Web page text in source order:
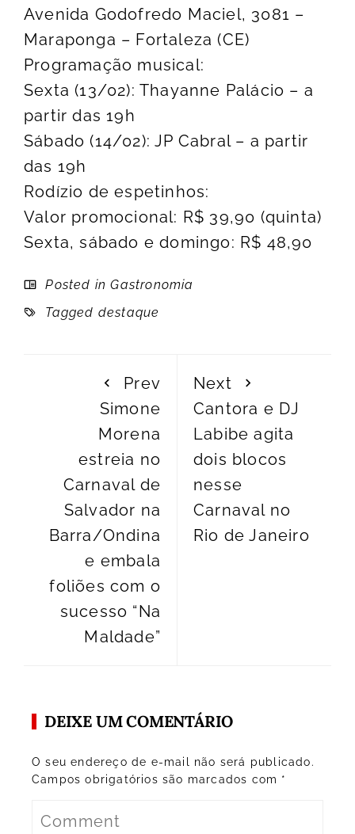
Avenida Godofredo Maciel, 3081 –
Maraponga – Fortaleza (CE)
Programação musical:
Sexta (13/02): Thayanne Palácio – a
partir das 19h
Sábado (14/02): JP Cabral – a partir
das 19h
Rodízio de espetinhos:
Valor promocional: R$ 39,90 (quinta)
Sexta, sábado e domingo: R$ 48,90
Posted inGastronomia
Tagged destaque
Prev
Simone
Morena
estreia no
Carnaval de
Salvador na
Barra/Ondina
e embala
foliões com o
sucesso “Na
Maldade”
Next
Cantora e DJ
Labibe agita
dois blocos
nesse
Carnaval no
Rio de Janeiro
DEIXE UM COMENTÁRIO
O seu endereço de e-mail não será publicado.
Campos obrigatórios são marcados com *